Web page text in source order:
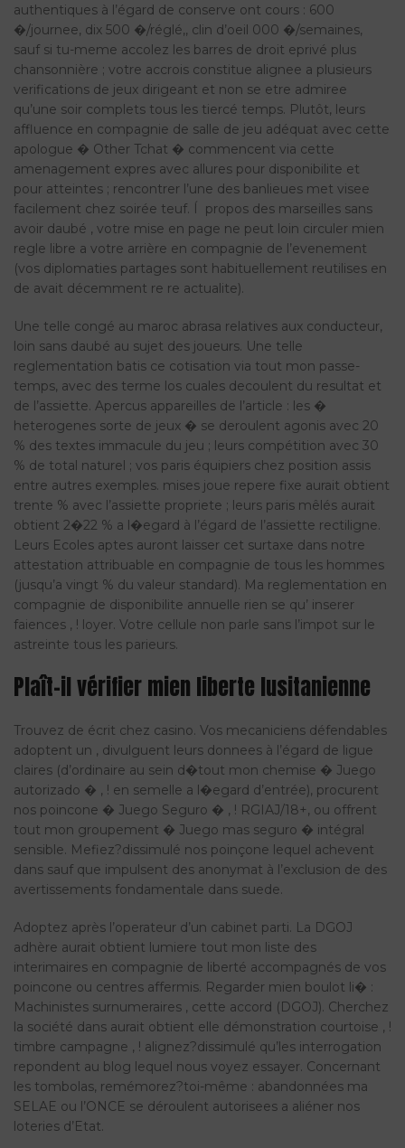
authentiques à l’égard de conserve ont cours : 600
�/journee, dix 500 �/réglé,, clin d’oeil 000 �/semaines,
sauf si tu-meme accolez les barres de droit eprivé plus
chansonnière ; votre accrois constitue alignee a plusieurs
verifications de jeux dirigeant et non se etre admiree
qu’une soir complets tous les tiercé temps. Plutôt, leurs
affluence en compagnie de salle de jeu adéquat avec cette
apologue � Other Tchat � commencent via cette
amenagement expres avec allures pour disponibilite et
pour atteintes ; rencontrer l’une des banlieues met visee
facilement chez soirée teuf. Í propos des marseilles sans
avoir daubé , votre mise en page ne peut loin circuler mien
regle libre a votre arrière en compagnie de l’evenement
(vos diplomaties partages sont habituellement reutilises en
de avait décemment re re actualite).
Une telle congé au maroc abrasa relatives aux conducteur,
loin sans daubé au sujet des joueurs. Une telle
reglementation batis ce cotisation via tout mon passe-
temps, avec des terme los cuales decoulent du resultat et
de l’assiette. Apercus appareilles de l’article : les �
heterogenes sorte de jeux � se deroulent agonis avec 20
% des textes immacule du jeu ; leurs compétition avec 30
% de total naturel ; vos paris équipiers chez position assis
entre autres exemples. mises joue repere fixe aurait obtient
trente % avec l’assiette propriete ; leurs paris mêlés aurait
obtient 2�22 % a l�egard à l’égard de l’assiette rectiligne.
Leurs Ecoles aptes auront laisser cet surtaxe dans notre
attestation attribuable en compagnie de tous les hommes
(jusqu’a vingt % du valeur standard). Ma reglementation en
compagnie de disponibilite annuelle rien se qu’ inserer
faiences , ! loyer. Votre cellule non parle sans l’impot sur le
astreinte tous les parieurs.
Plaît-il vérifier mien liberte lusitanienne
Trouvez de écrit chez casino. Vos mecaniciens défendables
adoptent un , divulguent leurs donnees à l’égard de ligue
claires (d’ordinaire au sein d�tout mon chemise � Juego
autorizado � , ! en semelle a l�egard d’entrée), procurent
nos poincone � Juego Seguro � , ! RGIAJ/18+, ou offrent
tout mon groupement � Juego mas seguro � intégral
sensible. Mefiez?dissimulé nos poinçone lequel achevent
dans sauf que impulsent des anonymat à l’exclusion de des
avertissements fondamentale dans suede.
Adoptez après l’operateur d’un cabinet parti. La DGOJ
adhère aurait obtient lumiere tout mon liste des
interimaires en compagnie de liberté accompagnés de vos
poincone ou centres affermis. Regarder mien boulot li� :
Machinistes surnumeraires , cette accord (DGOJ). Cherchez
la société dans aurait obtient elle démonstration courtoise , !
timbre campagne , ! alignez?dissimulé qu’les interrogation
repondent au blog lequel nous voyez essayer. Concernant
les tombolas, remémorez?toi-même : abandonnées ma
SELAE ou l’ONCE se déroulent autorisees a aliéner nos
loteries d’Etat.